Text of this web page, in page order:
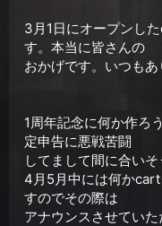
3月1日にオープンし
す。本当に皆さんの
おかげです。いつもあ
1周年記念に何か作ろ
定申告に悪戦苦闘
してまして間に合い
4月5月中には何か
すのでその際は
アナウンスさせていた